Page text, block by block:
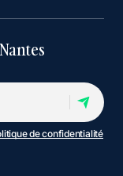
de confidentialité